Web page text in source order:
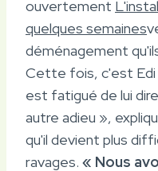
ouvertement
quelques semaines
déménagement
Cette fois, c'est Edi
est fatigué de lui
autre adieu »,
qu'il devient plus
ravages. « Nous